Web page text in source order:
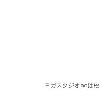
ヨガスタジオbeは